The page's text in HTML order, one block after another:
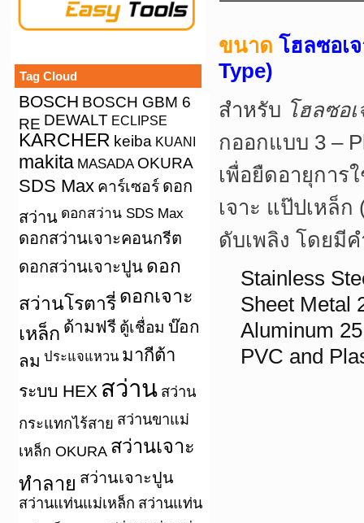
Tag Cloud
BOSCH BOSCH GBM 6
RE DEWALT ECLIPSE
KARCHER keiba KUANI
makita MASADA OKURA
SDS Max คาร์เซอร์ ดอก
สว่าน ดอกสว่าน SDS Max
ดอกสว่านเจาะคอนกรีต
ดอกสว่านเจาะปูน ดอก
สว่านโรตารี่ ดอกเจาะ
เหล็ก ด้ามฟรี ตู้เชื่อม บ๊อก
ลม ประแจแหวน มากีต้า
ระบบ HEX สว่าน สว่าน
กระแทกไร้สาย สว่านขาแม่
เหล็ก OKURA สว่านเจาะ
ทำลาย สว่านเจาะปูน
สว่านแท่นแม่เหล็ก สว่านแท่น
ขนาด โฮลซอเ
Type)
สำหรับ โฮลซอ
กออกแบบ 3 –
เพื่อยืดอายุการ
เจาะ แป๊ปเหล็
ดับเพลิง โดยมี
Stainless
Sheet Metal
Aluminum
PVC and